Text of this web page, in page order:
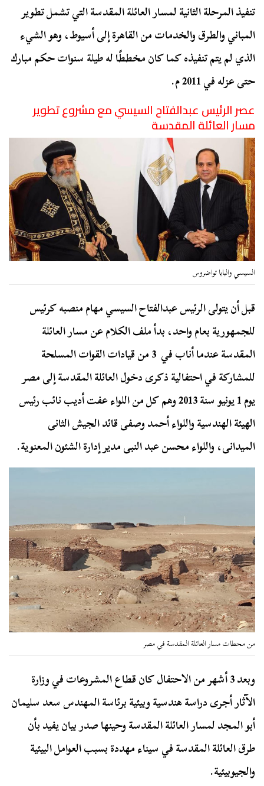
تنفيذ المرحلة الثانية لمسار العائلة المقدسة التي تشمل تطوير
المباني والطرق والخدمات من القاهرة إلى أسيوط، وهو الشيء
الذي لم يتم تنفيذه كما كان مخططًا له طيلة سنوات حكم مبارك
حتى عزله في 2011 م.
عصر الرئيس عبدالفتاح السيسي مع مشروع تطوير
مسار العائلة المقدسة
السيسي والبابا تواضروس
قبل أن يتولى الرئيس عبدالفتاح السيسي مهام منصبه كرئيس
للجمهورية بعام واحد، بدأ ملف الكلام عن مسار العائلة
المقدسة عندما أناب في 3 من قيادات القوات المسلحة
للمشاركة في احتفالية ذكرى دخول العائلة المقدسة إلى مصر
يوم 1 يونيو سنة 2013 وهم كل من اللواء عفت أديب نائب رئيس
الهيئة الهندسية واللواء أحمد وصفى قائد الجيش الثانى
الميدانى، واللواء محسن عبد النبى مدير إدارة الشئون المعنوية.
من محطات مسار العائلة المقدسة في مصر
وبعد 3 أشهر من الاحتفال كان قطاع المشروعات في وزارة
الآثار أجرى دراسة هندسية وبيئية برئاسة المهندس سعد سليمان
أبو المجد لمسار العائلة المقدسة وحينها صدر بيان يفيد بأن
طرق العائلة المقدسة في سيناء مهددة بسبب العوامل البيئية
والجيوبيئية.